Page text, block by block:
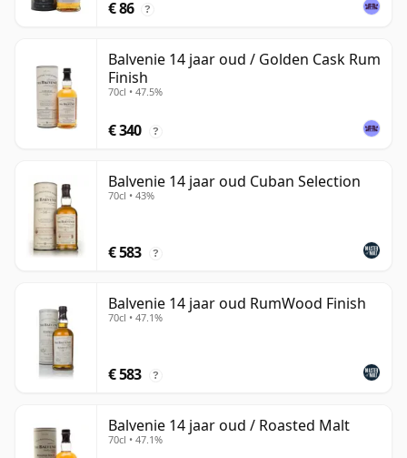
€ 86 ?
Balvenie 14 jaar oud / Golden Cask Rum
Finish
70cl • 47.5%
€ 340 ?
Balvenie 14 jaar oud Cuban Selection
70cl • 43%
€ 583 ?
Balvenie 14 jaar oud RumWood Finish
70cl • 47.1%
€ 583 ?
Balvenie 14 jaar oud / Roasted Malt
70cl • 47.1%